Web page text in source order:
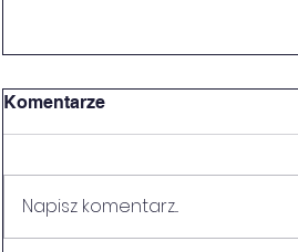
TRZYMAJ FORMĘ
Komentarze
Napisz komentarz...